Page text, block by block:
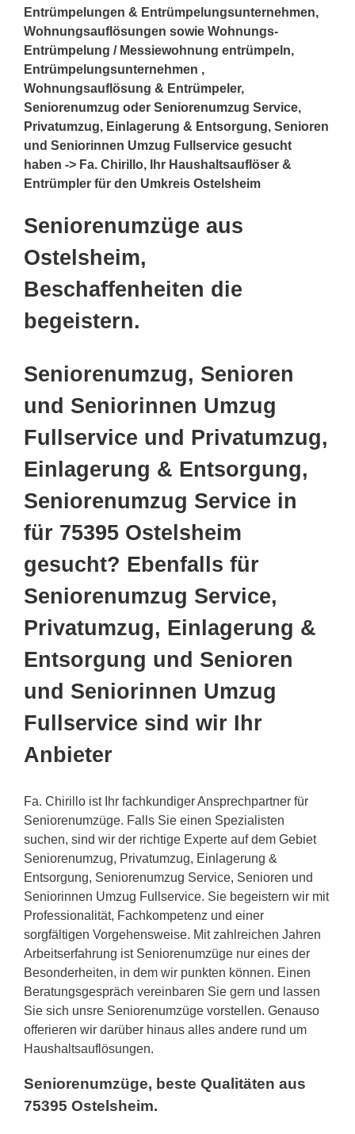
Entrümpelungen & Entrümpelungsunternehmen,
Wohnungsauflösungen sowie Wohnungs-
Entrümpelung / Messiewohnung entrümpeln,
Entrümpelungsunternehmen ,
Wohnungsauflösung & Entrümpeler,
Seniorenumzug oder Seniorenumzug Service,
Privatumzug, Einlagerung & Entsorgung, Senioren
und Seniorinnen Umzug Fullservice gesucht
haben -> Fa. Chirillo, Ihr Haushaltsauflöser &
Entrümpler für den Umkreis Ostelsheim
Seniorenumzüge aus
Ostelsheim,
Beschaffenheiten die
begeistern.
Seniorenumzug, Senioren
und Seniorinnen Umzug
Fullservice und Privatumzug,
Einlagerung & Entsorgung,
Seniorenumzug Service in
für 75395 Ostelsheim
gesucht? Ebenfalls für
Seniorenumzug Service,
Privatumzug, Einlagerung &
Entsorgung und Senioren
und Seniorinnen Umzug
Fullservice sind wir Ihr
Anbieter
Fa. Chirillo ist Ihr fachkundiger Ansprechpartner für
Seniorenumzüge. Falls Sie einen Spezialisten
suchen, sind wir der richtige Experte auf dem Gebiet
Seniorenumzug, Privatumzug, Einlagerung &
Entsorgung, Seniorenumzug Service, Senioren und
Seniorinnen Umzug Fullservice. Sie begeistern wir mit
Professionalität, Fachkompetenz und einer
sorgfältigen Vorgehensweise. Mit zahlreichen Jahren
Arbeitserfahrung ist Seniorenumzüge nur eines der
Besonderheiten, in dem wir punkten können. Einen
Beratungsgespräch vereinbaren Sie gern und lassen
Sie sich unsre Seniorenumzüge vorstellen. Genauso
offerieren wir darüber hinaus alles andere rund um
Haushaltsauflösungen.
Seniorenumzüge, beste Qualitäten aus
75395 Ostelsheim.